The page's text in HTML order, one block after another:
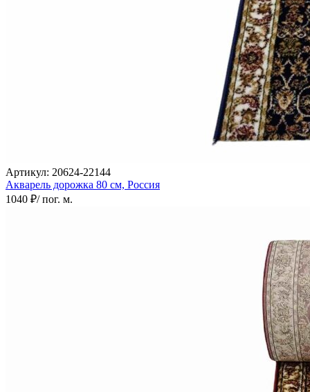
Артикул: 20624-22144
Акварель дорожка 80 см, Россия
1040 ₽/ пог. м.